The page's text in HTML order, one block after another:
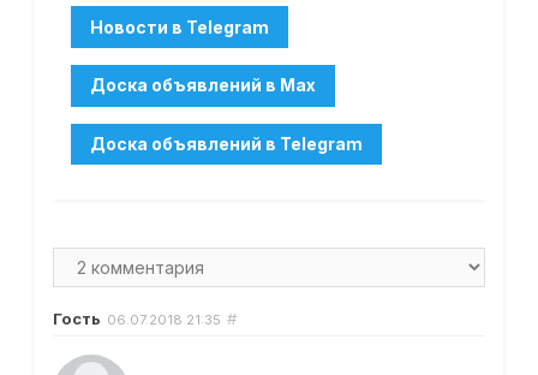
Гость 06.07.2018 21:35 #